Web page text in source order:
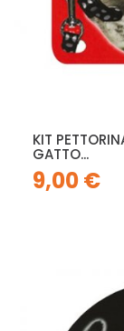
KIT
GATTO...
9,00 €